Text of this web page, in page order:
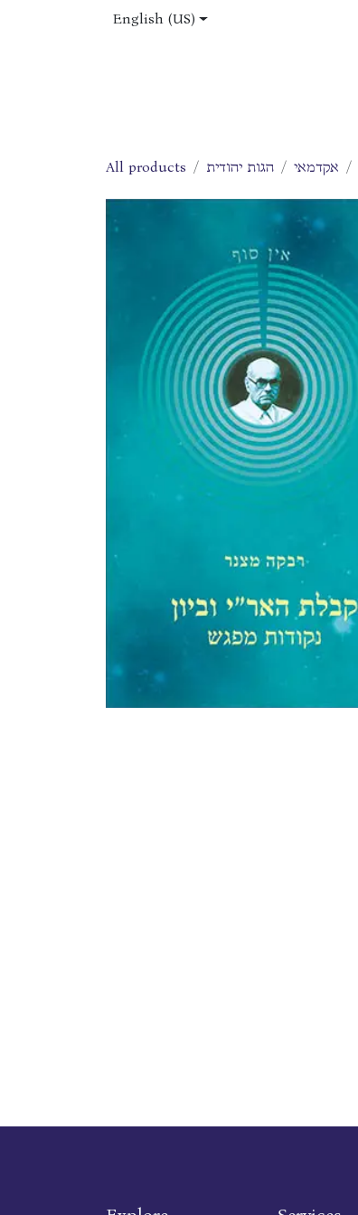
English (US)
All products הגות יהודית אקדמאי